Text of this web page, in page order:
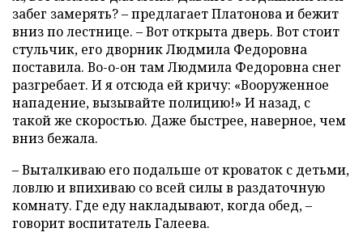
забег замерять? – предлагает Платонова и бежит
вниз по лестнице. – Вот открыта дверь. Вот стоит
стульчик, его дворник Людмила Федоровна
поставила. Во-о-он там Людмила Федоровна снег
разгребает. И я отсюда ей кричу: «Вооруженное
нападение, вызывайте полицию!» И назад, с
такой же скоростью. Даже быстрее, наверное, чем
вниз бежала.
– Выталкиваю его подальше от кроваток с детьми,
ловлю и впихиваю со всей силы в раздаточную
комнату. Где еду накладывают, когда обед, –
говорит воспитатель Галеева.